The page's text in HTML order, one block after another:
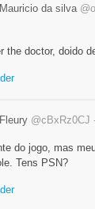
da silva
the doctor, doido
@cBxRz0CJ
do jogo, mas
Tens PSN?